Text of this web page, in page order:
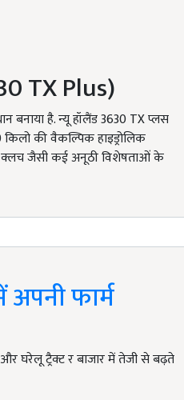
TX Plus)
बनाया है. न्यू हॉलैंड 3630 TX प्लस
की वैकल्पिक हाइड्रोलिक
क्लच जैसी कई अनूठी विशेषताओं के
अपनी फार्म
और घरेलू ट्रैक्ट र बाजार में तेजी से बढ़ते